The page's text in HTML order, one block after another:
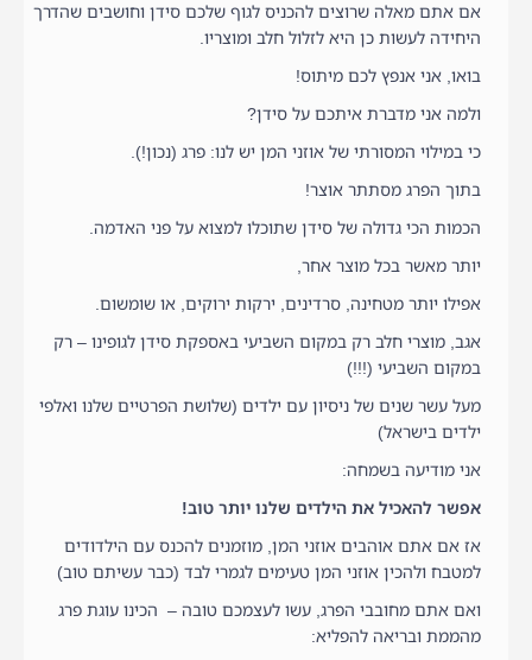
אם אתם מאלה שרוצים להכניס לגוף שלכם סידן וחושבים שהדרך
היחידה לעשות כן היא לזלול חלב ומוצריו.
בואו, אני אנפץ לכם מיתוס!
ולמה אני מדברת איתכם על סידן?
כי במילוי המסורתי של אוזני המן יש לנו: פרג (נכון!).
בתוך הפרג מסתתר אוצר!
הכמות הכי גדולה של סידן שתוכלו למצוא על פני האדמה.
יותר מאשר בכל מוצר אחר,
אפילו יותר מטחינה, סרדינים, ירקות ירוקים, או שומשום.
אגב, מוצרי חלב רק במקום השביעי באספקת סידן לגופינו – רק
במקום השביעי (!!!)
מעל עשר שנים של ניסיון עם ילדים (שלושת הפרטיים שלנו ואלפי
ילדים בישראל)
אני מודיעה בשמחה:
אפשר להאכיל את הילדים שלנו יותר טוב!
אז אם אתם אוהבים אוזני המן, מוזמנים להכנס עם הילדודים
למטבח ולהכין אוזני המן טעימים לגמרי לבד (כבר עשיתם טוב)
ואם אתם מחובבי הפרג, עשו לעצמכם טובה – הכינו עוגת פרג
מהממת ובריאה להפליא: